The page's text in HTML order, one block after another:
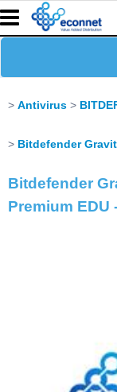
Antivirus
Bitdefender
Bitdefender
Premium EDU